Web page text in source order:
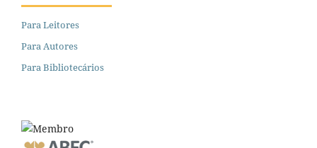
Para Leitores
Para Autores
Para Bibliotecários